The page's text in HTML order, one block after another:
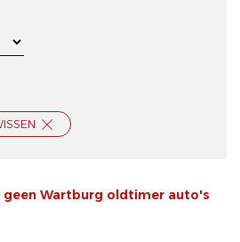
geen Wartburg oldtimer auto's